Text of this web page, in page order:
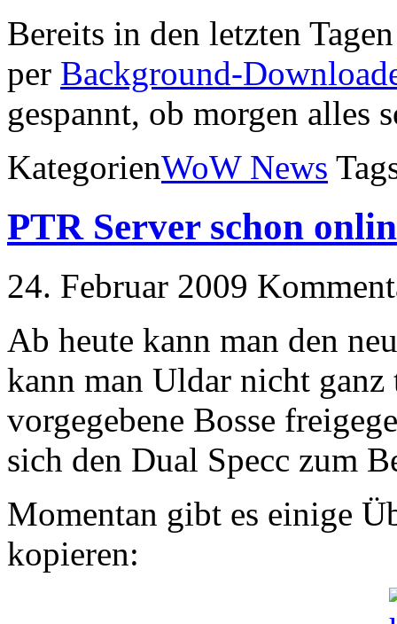
Bereits in den letzten
per Background-
gespannt, ob morgen alles
KategorienWoW News
PTR Server schon
24. Februar 2009
Ab heute kann man den
kann man Uldar nicht
vorgegebene Bosse
sich den Dual Specc zum
Momentan gibt es einige
kopieren: